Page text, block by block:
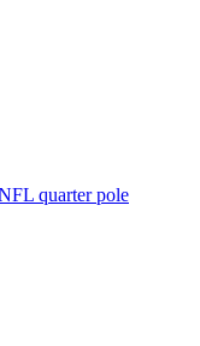
quarter pole